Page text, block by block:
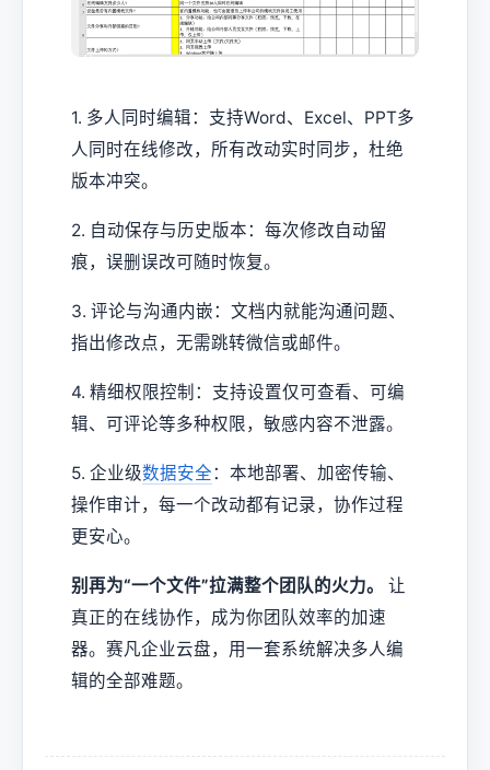
1. 多人同时编辑：支持Word、Excel、PPT多
人同时在线修改，所有改动实时同步，杜绝
版本冲突。
2. 自动保存与历史版本：每次修改自动留
痕，误删误改可随时恢复。
3. 评论与沟通内嵌：文档内就能沟通问题、
指出修改点，无需跳转微信或邮件。
4. 精细权限控制：支持设置仅可查看、可编
辑、可评论等多种权限，敏感内容不泄露。
5. 企业级数据安全：本地部署、加密传输、
操作审计，每一个改动都有记录，协作过程
更安心。
别再为“一个文件”拉满整个团队的火力。
让
真正的在线协作，成为你团队效率的加速
器。赛凡企业云盘，用一套系统解决多人编
辑的全部难题。